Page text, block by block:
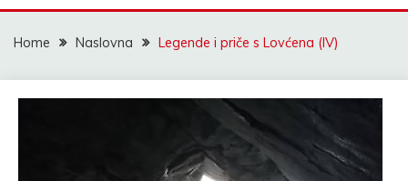
Home Naslovna Legende i priče s Lovćena (IV)